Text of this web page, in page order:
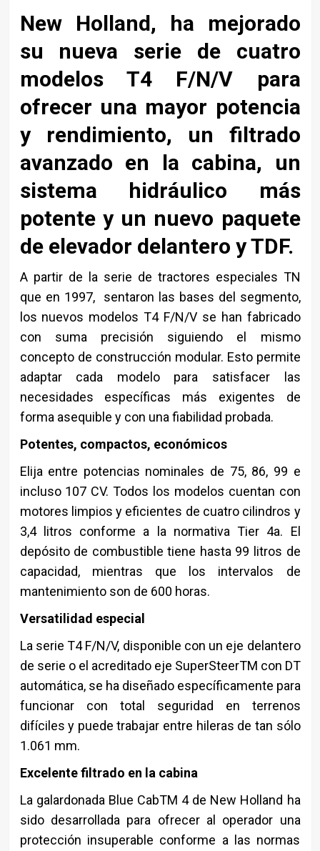
New Holland, ha mejorado
su nueva serie de cuatro
modelos T4 F/N/V para
ofrecer una mayor potencia
y rendimiento, un filtrado
avanzado en la cabina, un
sistema hidráulico más
potente y un nuevo paquete
de elevador delantero y TDF.
A partir de la serie de tractores especiales TN
que en 1997, sentaron las bases del segmento,
los nuevos modelos T4 F/N/V se han fabricado
con suma precisión siguiendo el mismo
concepto de construcción modular. Esto permite
adaptar cada modelo para satisfacer las
necesidades específicas más exigentes de
forma asequible y con una fiabilidad probada.
Potentes, compactos, económicos
Elija entre potencias nominales de 75, 86, 99 e
incluso 107 CV. Todos los modelos cuentan con
motores limpios y eficientes de cuatro cilindros y
3,4 litros conforme a la normativa Tier 4a. El
depósito de combustible tiene hasta 99 litros de
capacidad, mientras que los intervalos de
mantenimiento son de 600 horas.
Versatilidad especial
La serie T4 F/N/V, disponible con un eje delantero
de serie o el acreditado eje SuperSteerTM con DT
automática, se ha diseñado específicamente para
funcionar con total seguridad en terrenos
difíciles y puede trabajar entre hileras de tan sólo
1.061 mm.
Excelente filtrado en la cabina
La galardonada Blue CabTM 4 de New Holland ha
sido desarrollada para ofrecer al operador una
protección insuperable conforme a las normas